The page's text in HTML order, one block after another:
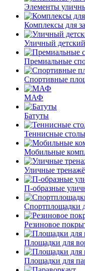
Элементы
Комплексы для
Уличный
Премиальные
Спортивные
МАФ
Батуты
Теннисные
Мобильные
Уличные
П-образные
Спортплощадки
Резиновое
Площадки для
Площадки для